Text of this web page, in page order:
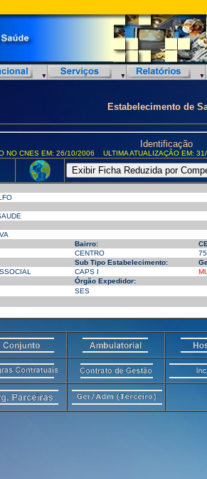
Estabelecimento de
Identificação
NO CNES EM: 26/10/2006 ULTIMA ATUALIZAÇÃO EM:
Bairro:
CENTRO
Sub Tipo Estabelecimento:
CAPS I
Órgão Expedidor:
SES